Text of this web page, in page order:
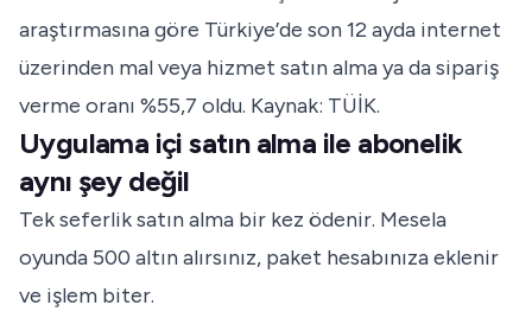
araştırmasına göre Türkiye’de son 12 ayda internet
üzerinden mal veya hizmet satın alma ya da sipariş
verme oranı %55,7 oldu. Kaynak: TÜİK.
Uygulama içi satın alma ile abonelik
aynı şey değil
Tek seferlik satın alma bir kez ödenir. Mesela
oyunda 500 altın alırsınız, paket hesabınıza eklenir
ve işlem biter.